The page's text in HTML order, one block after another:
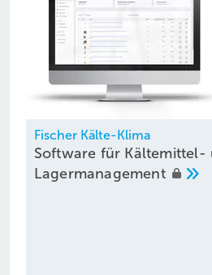
Fischer Kälte-Klima
Software für Kältemittel-
Lagermanagement